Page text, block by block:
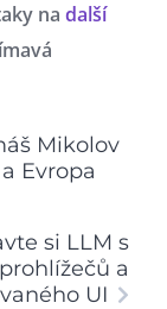
na další
Mikolov
Evropa
si LLM s
a
UI